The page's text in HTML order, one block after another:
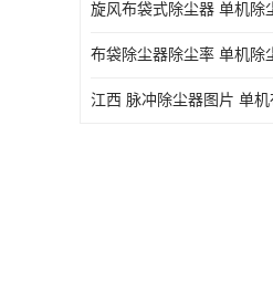
旋风布袋式除尘器 单机除
布袋除尘器除尘率 单机除